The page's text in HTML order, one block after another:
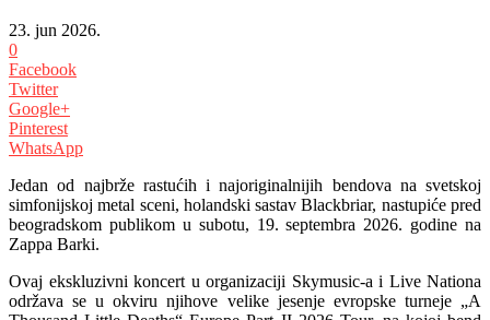
23. jun 2026.
0
Facebook
Twitter
Google+
Pinterest
WhatsApp
Jedan od najbrže rastućih i najoriginalnijih bendova na svetskoj
simfonijskoj metal sceni, holandski sastav Blackbriar, nastupiće pred
beogradskom publikom u subotu, 19. septembra 2026. godine na
Zappa Barki.
Ovaj ekskluzivni koncert u organizaciji Skymusic-a i Live Nationa
održava se u okviru njihove velike jesenje evropske turneje „A